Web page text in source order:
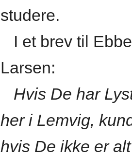
studere.
I et brev til
Larsen:
Hvis De har
her i Lemvig,
hvis De ikke er